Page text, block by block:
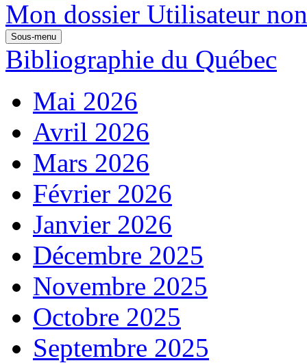
Mon dossier Utilisateur
Sous-menu
Bibliographie du Québec
Mai 2026
Avril 2026
Mars 2026
Février 2026
Janvier 2026
Décembre 2025
Novembre 2025
Octobre 2025
Septembre 2025